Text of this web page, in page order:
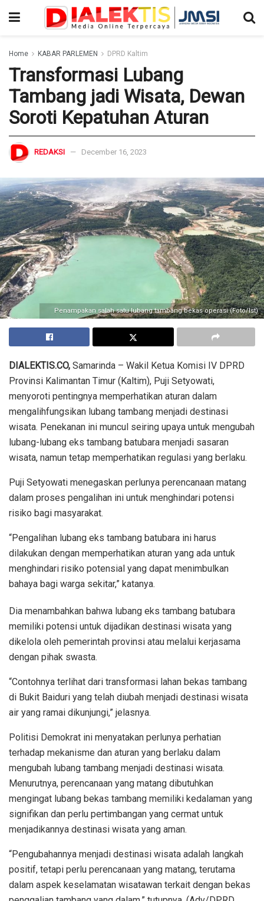
Home KABAR PARLEMEN DPRD Kaltim
Transformasi Lubang
Tambang jadi Wisata, Dewan
Soroti Kepatuhan Aturan
REDAKSI December 16, 2023
Penampakan salah satu lubang tambang bekas operasi (Foto/Ist)
DIALEKTIS.CO, Samarinda – Wakil Ketua Komisi IV DPRD
Provinsi Kalimantan Timur (Kaltim), Puji Setyowati,
menyoroti pentingnya memperhatikan aturan dalam
mengalihfungsikan lubang tambang menjadi destinasi
wisata. Penekanan ini muncul seiring upaya untuk mengubah
lubang-lubang eks tambang batubara menjadi sasaran
wisata, namun tetap memperhatikan regulasi yang berlaku.
Puji Setyowati menegaskan perlunya perencanaan matang
dalam proses pengalihan ini untuk menghindari potensi
risiko bagi masyarakat.
“Pengalihan lubang eks tambang batubara ini harus
dilakukan dengan memperhatikan aturan yang ada untuk
menghindari risiko potensial yang dapat menimbulkan
bahaya bagi warga sekitar,” katanya.
Dia menambahkan bahwa lubang eks tambang batubara
memiliki potensi untuk dijadikan destinasi wisata yang
dikelola oleh pemerintah provinsi atau melalui kerjasama
dengan pihak swasta.
“Contohnya terlihat dari transformasi lahan bekas tambang
di Bukit Baiduri yang telah diubah menjadi destinasi wisata
air yang ramai dikunjungi,” jelasnya.
Politisi Demokrat ini menyatakan perlunya perhatian
terhadap mekanisme dan aturan yang berlaku dalam
mengubah lubang tambang menjadi destinasi wisata.
Menurutnya, perencanaan yang matang dibutuhkan
mengingat lubang bekas tambang memiliki kedalaman yang
signifikan dan perlu pertimbangan yang cermat untuk
menjadikannya destinasi wisata yang aman.
“Pengubahannya menjadi destinasi wisata adalah langkah
positif, tetapi perlu perencanaan yang matang, terutama
dalam aspek keselamatan wisatawan terkait dengan bekas